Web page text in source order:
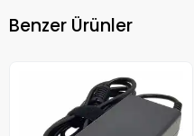
Benzer Ürünler